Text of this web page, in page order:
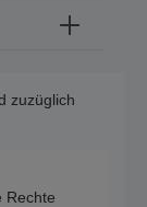
zuzüglich
Rechte